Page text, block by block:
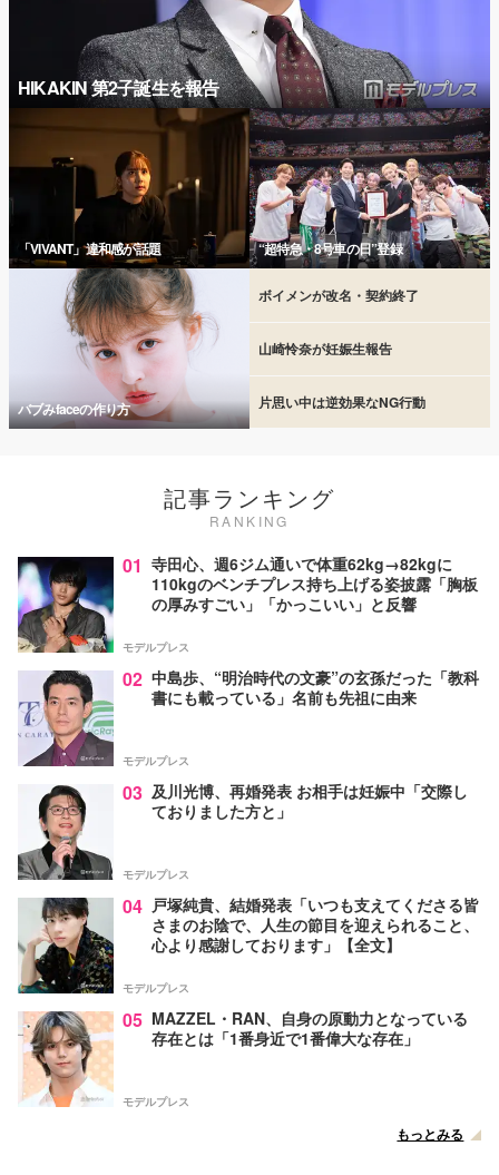
HIKAKIN 第2子誕生を報告
「VIVANT」違和感が話題 “超特急・8号車の日”登録
バブみfaceの作り方
ボイメンが改名・契約終了
山崎怜奈が妊娠生報告
片思い中は逆効果なNG行動
記事ランキング
RANKING
01 寺田心、週6ジム通いで体重62kg→82kgに
110kgのベンチプレス持ち上げる姿披露「胸板
の厚みすごい」「かっこいい」と反響
モデルプレス
02 中島歩、“明治時代の文豪”の玄孫だった「教科
書にも載っている」名前も先祖に由来
モデルプレス
03 及川光博、再婚発表 お相手は妊娠中「交際し
ておりました方と」
モデルプレス
04 戸塚純貴、結婚発表「いつも支えてくださる皆
さまのお陰で、人生の節目を迎えられること、
心より感謝しております」【全文】
モデルプレス
05 MAZZEL・RAN、自身の原動力となっている
存在とは「1番身近で1番偉大な存在」
モデルプレス
もっとみる